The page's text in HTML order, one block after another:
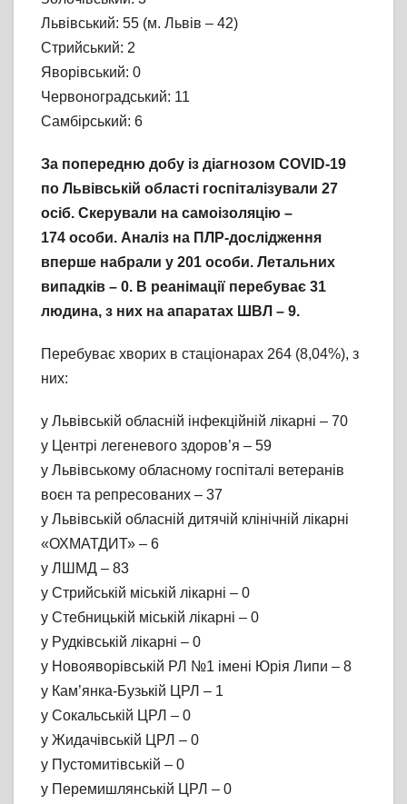
Львівський: 55 (м. Львів – 42)
Стрийський: 2
Яворівський: 0
Червоноградський: 11
Самбірський: 6
За попередню добу із діагнозом COVID-19
по Львівській області госпіталізували 27
осіб. Скерували на самоізоляцію –
174 особи. Аналіз на ПЛР-дослідження
вперше набрали у 201 особи. Летальних
випадків – 0. В реанімації перебуває 31
людина, з них на апаратах ШВЛ – 9.
Перебуває хворих в стаціонарах 264 (8,04%), з
них:
у Львівській обласній інфекційній лікарні – 70
у Центрі легеневого здоров’я – 59
у Львівському обласному госпіталі ветеранів
воєн та репресованих – 37
у Львівській обласній дитячій клінічній лікарні
«ОХМАТДИТ» – 6
у ЛШМД – 83
у Стрийській міській лікарні – 0
у Стебницькій міській лікарні – 0
у Рудківській лікарні – 0
у Новояворівській РЛ №1 імені Юрія Липи – 8
у Кам’янка-Бузькій ЦРЛ – 1
у Сокальській ЦРЛ – 0
у Жидачівській ЦРЛ – 0
у Пустомитівській – 0
у Перемишлянській ЦРЛ – 0